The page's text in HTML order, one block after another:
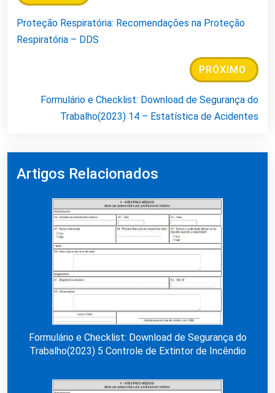
Proteção Respiratória: Recomendações na Proteção
Respiratória – DDS
PRÓXIMO
Formulário e Checklist: Download de Segurança do
Trabalho(2023) 14 – Estatística de Acidentes
Artigos Relacionados
Formulário e Checklist: Download de Segurança do
Trabalho(2023) 5 Controle de Extintor de Incêndio